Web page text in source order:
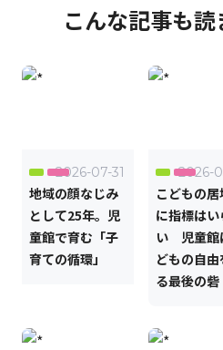
こんな記事も
2026-07-31
地域の顔なじみ
として25年。児
童館で育む「子
育ての循環」
2026-
こどもの
に指標はい
い 児童館
どもの自
る最後の砦